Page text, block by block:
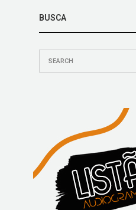
BUSCA